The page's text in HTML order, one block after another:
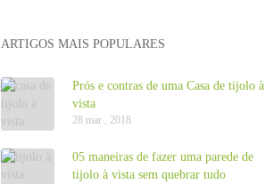
ARTIGOS MAIS POPULARES
Prós e contras de uma Casa de tijolo à
vista
28 mar , 2018
05 maneiras de fazer uma parede de
tijolo à vista sem quebrar tudo